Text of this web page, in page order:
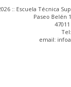
:: Escuela Técnica
Paseo Belén
email: